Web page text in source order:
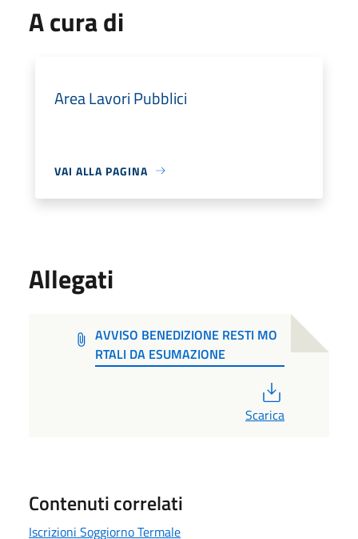
A cura di
Area Lavori Pubblici
VAI ALLA PAGINA
Allegati
AVVISO BENEDIZIONE RESTI MO
RTALI DA ESUMAZIONE
Scarica
Contenuti correlati
Iscrizioni Soggiorno Termale